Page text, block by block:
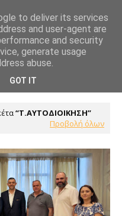
Τ.ΑΥΤΟΔΙΟΙΚΗΣΗ
Προβολή όλων
to deliver its services
and user-agent are
and security
generate usage
abuse.
GOT IT